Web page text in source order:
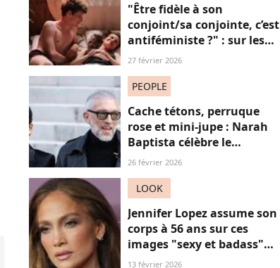
"Être fidèle à son
conjoint/sa conjointe, c’est
antiféministe ?" : sur les
réseaux sociaux, cette
27 février 2026
PEOPLE
Cache tétons, perruque
rose et mini-jupe : Narah
Baptista célèbre le
carnaval de Rio avec son
de 30 ans son aîné
26 février 2026
LOOK
Jennifer Lopez assume son
corps à 56 ans sur ces
images "sexy et badass"
mais ça ne plaît pas à tout
13 février 2026